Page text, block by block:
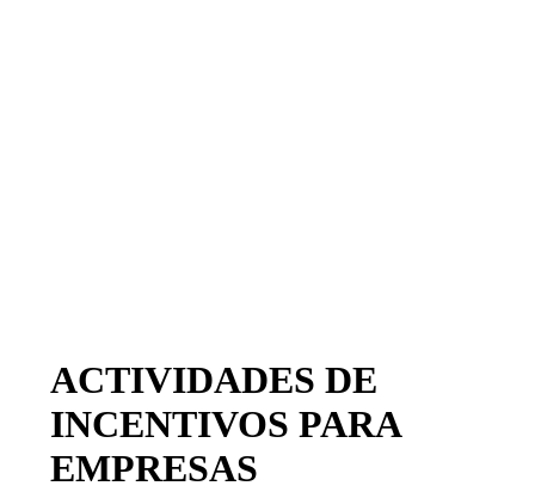
ACTIVIDADES DE
INCENTIVOS PARA
EMPRESAS